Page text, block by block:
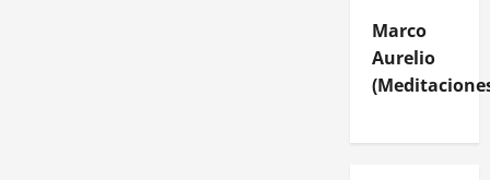
Marco
Aurelio